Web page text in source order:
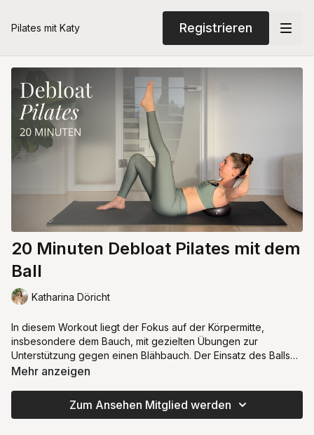
Pilates mit Katy Registrieren
20 Minuten Debloat Pilates mit dem
Ball
Katharina Döricht
In diesem Workout liegt der Fokus auf der Körpermitte,
insbesondere dem Bauch, mit gezielten Übungen zur
Unterstützung gegen einen Blähbauch. Der Einsatz des Balls
intensiviert die Aktivierung der tiefen Bauchmuskulatur und
Mehr anzeigen
Zum Ansehen Mitglied werden